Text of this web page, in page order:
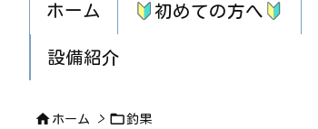
ホーム 初めての方へ
設備紹介
 ホーム > 釣果